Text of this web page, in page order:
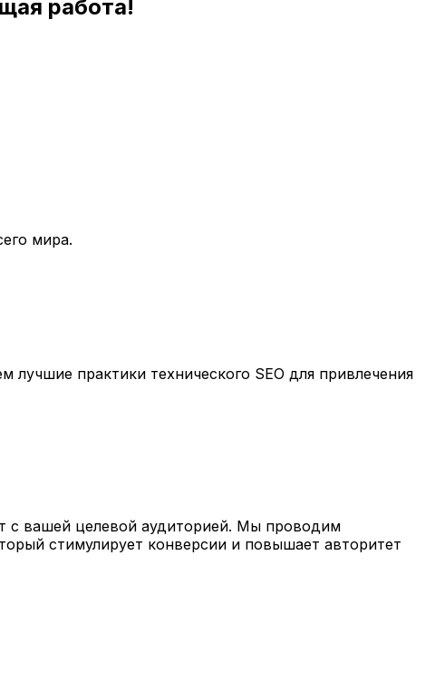
работа!
мира.
практики технического SEO для привлечения
с вашей целевой аудиторией. Мы проводим
стимулирует конверсии и повышает авторитет